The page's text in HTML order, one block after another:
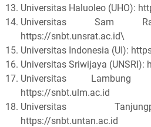
Universitas Haluoleo (UHO):
Universitas Sam
https://snbt.unsrat.ac.id\
Universitas Indonesia (UI):
Universitas Sriwijaya
Universitas Lambung
https://snbt.ulm.ac.id
Universitas
https://snbt.untan.ac.id